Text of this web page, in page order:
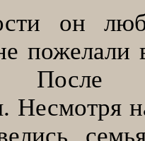
он
пожелали
После
Несмотря